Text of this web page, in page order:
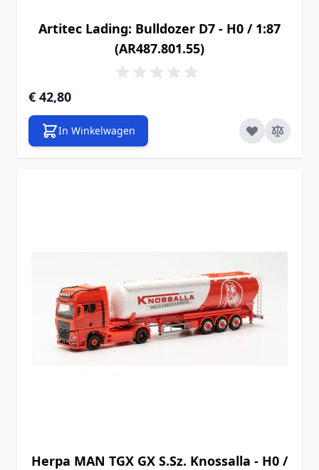
Artitec Lading: Bulldozer D7 - H0 / 1:87
(AR487.801.55)
€ 42,80
In Winkelwagen
Herpa MAN TGX GX S.Sz. Knossalla - H0 /